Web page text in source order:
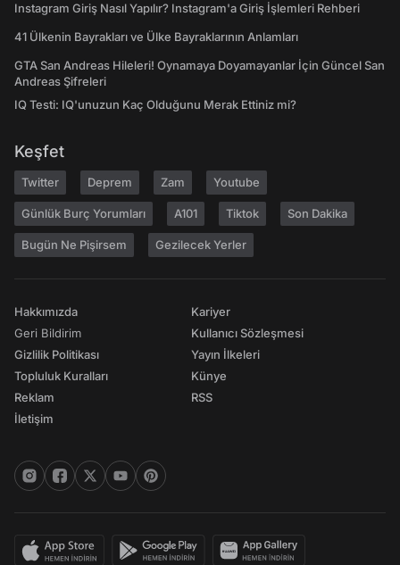
Instagram Giriş Nasıl Yapılır? Instagram'a Giriş İşlemleri Rehberi
41 Ülkenin Bayrakları ve Ülke Bayraklarının Anlamları
GTA San Andreas Hileleri! Oynamaya Doyamayanlar İçin Güncel San
Andreas Şifreleri
IQ Testi: IQ'unuzun Kaç Olduğunu Merak Ettiniz mi?
Keşfet
Twitter Deprem Zam Youtube
Günlük Burç Yorumları A101 Tiktok Son Dakika
Bugün Ne Pişirsem Gezilecek Yerler
Hakkımızda
Geri Bildirim
Gizlilik Politikası
Topluluk Kuralları
Reklam
İletişim
Kariyer
Kullanıcı Sözleşmesi
Yayın İlkeleri
Künye
RSS